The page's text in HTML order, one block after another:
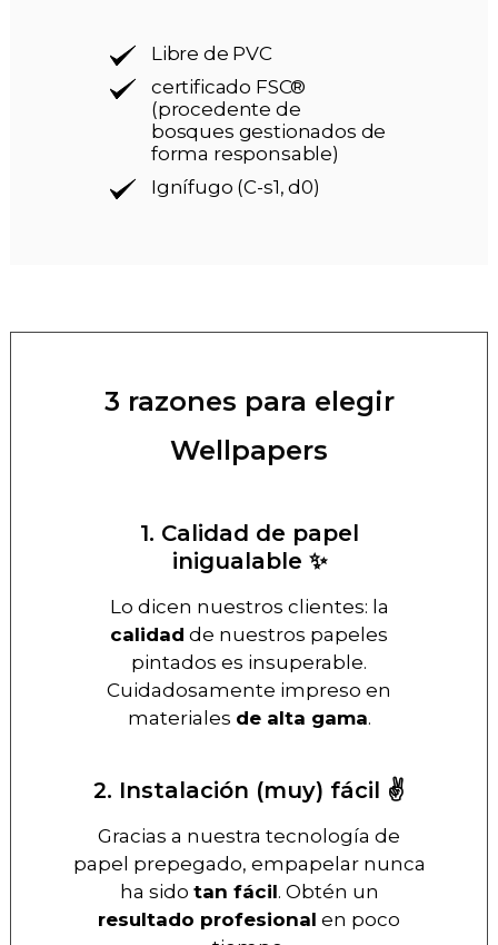
Libre de PVC
certificado FSC®
(procedente de
bosques gestionados de
forma responsable)
Ignífugo (C-s1, d0)
3 razones para elegir
Wellpapers
1. Calidad de papel
inigualable ✨
Lo dicen nuestros clientes: la
calidad de nuestros papeles
pintados es insuperable.
Cuidadosamente impreso en
materiales de alta gama.
2. Instalación (muy) fácil ✌️
Gracias a nuestra tecnología de
papel prepegado, empapelar nunca
ha sido tan fácil. Obtén un
resultado profesional en poco